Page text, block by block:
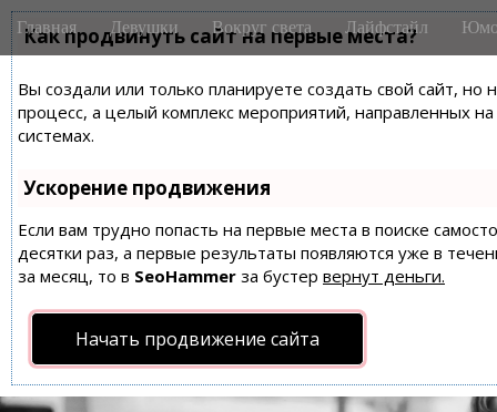
Как продвинуть сайт на первые места?
Вы создали или только планируете создать свой сайт,
процесс, а целый комплекс мероприятий, направленных
системах.
Ускорение продвижения
Если вам трудно попасть на первые места в поиске
десятки раз, а первые результаты появляются уже в
за месяц, то в SeoHammer за бустер вернут деньги.
Начать продвижение сайта
M
a
n
m
e
n
u
i
Главная Девушки Вокруг света Лайфстайл